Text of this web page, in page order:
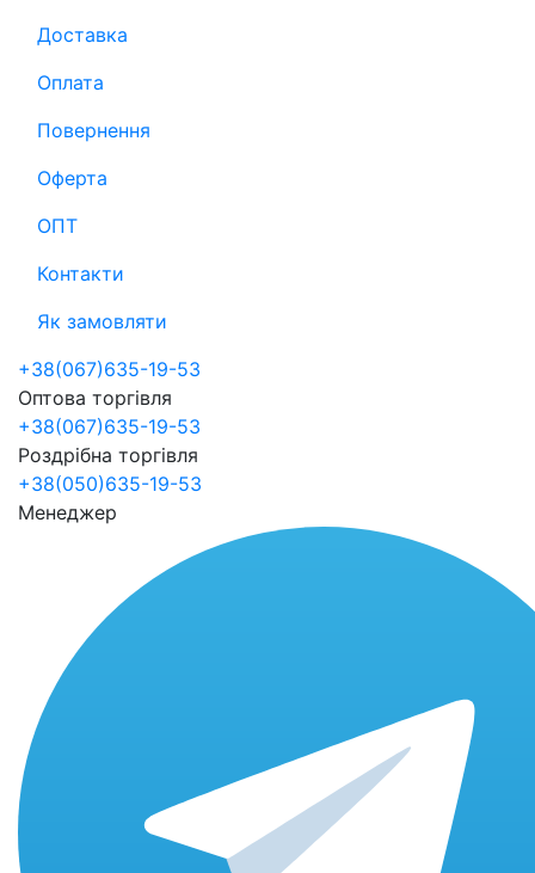
Доставка
Оплата
Повернення
Оферта
ОПТ
Контакти
Як замовляти
+38(067)635-19-53
Оптова торгівля
+38(067)635-19-53
Роздрібна торгівля
+38(050)635-19-53
Менеджер